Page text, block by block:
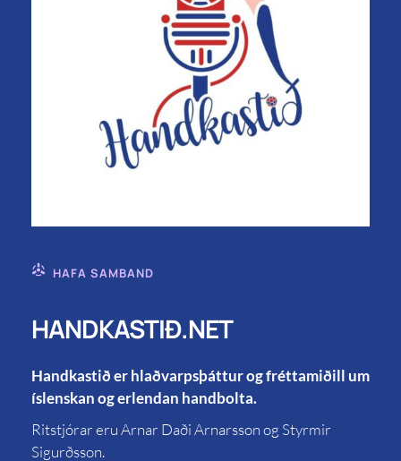
HAFA SAMBAND
HANDKASTIÐ.NET
Handkastið er hlaðvarpsþáttur og fréttamiðill um
íslenskan og erlendan handbolta.
Ritstjórar eru Arnar Daði Arnarsson og Styrmir
Sigurðsson.